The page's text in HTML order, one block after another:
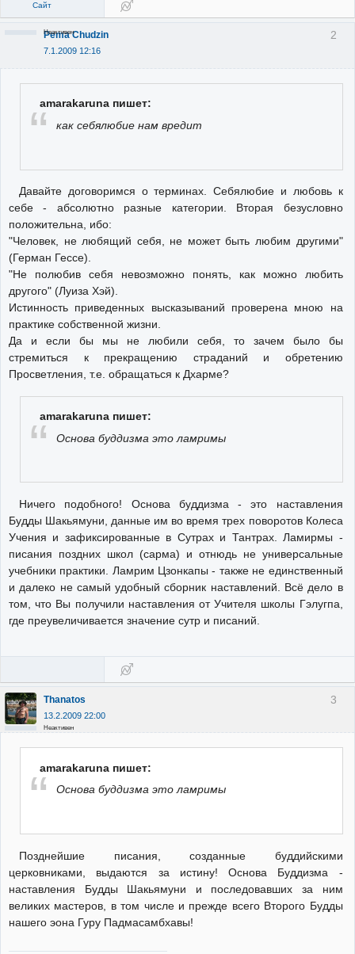
Сайт
2
Pema Chudzin
7.1.2009 12:16
Неактивен
amarakaruna пишет:
как себялюбие нам вредит
Давайте договоримся о терминах. Себялюбие и любовь к
себе - абсолютно разные категории. Вторая безусловно
положительна, ибо:
"Человек, не любящий себя, не может быть любим другими"
(Герман Гессе).
"Не полюбив себя невозможно понять, как можно любить
другого" (Луиза Хэй).
Истинность приведенных высказываний проверена мною на
практике собственной жизни.
Да и если бы мы не любили себя, то зачем было бы
стремиться к прекращению страданий и обретению
Просветления, т.е. обращаться к Дхарме?
amarakaruna пишет:
Основа буддизма это ламримы
Ничего подобного! Основа буддизма - это наставления
Будды Шакьямуни, данные им во время трех поворотов Колеса
Учения и зафиксированные в Сутрах и Тантрах. Ламирмы -
писания поздних школ (сарма) и отнюдь не универсальные
учебники практики. Ламрим Цзонкапы - также не единственный
и далеко не самый удобный сборник наставлений. Всё дело в
том, что Вы получили наставления от Учителя школы Гэлугпа,
где преувеличивается значение сутр и писаний.
3
Thanatos
13.2.2009 22:00
Неактивен
amarakaruna пишет:
Основа буддизма это ламримы
Позднейшие писания, созданные буддийскими
церковниками, выдаются за истину! Основа Буддизма -
наставления Будды Шакьямуни и последовавших за ним
великих мастеров, в том числе и прежде всего Второго Будды
нашего эона Гуру Падмасамбхавы!